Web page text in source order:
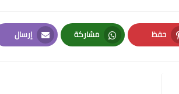
حفظ
Pinterest
مشاركة
Whatsapp
إرسال
Email